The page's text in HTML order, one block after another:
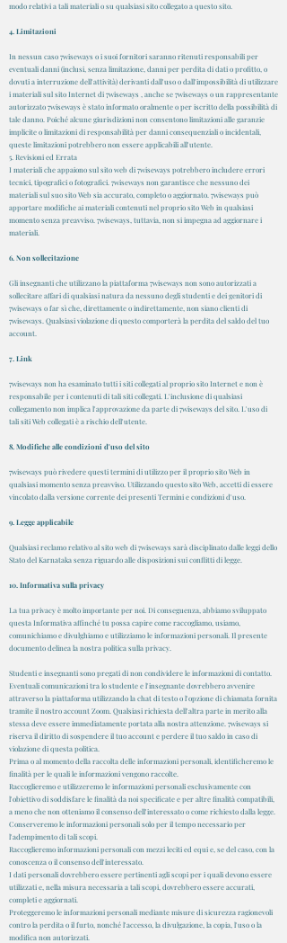
modo relativi a tali materiali o su qualsiasi sito collegato a questo sito.
4. Limitazioni
In nessun caso 7wiseways o i suoi fornitori saranno ritenuti responsabili per
eventuali danni (inclusi, senza limitazione, danni per perdita di dati o profitto, o
dovuti a interruzione dell'attività) derivanti dall'uso o dall'impossibilità di utilizzare
i materiali sul sito Internet di 7wiseways , anche se 7wiseways o un rappresentante
autorizzato 7wiseways è stato informato oralmente o per iscritto della possibilità di
tale danno. Poiché alcune giurisdizioni non consentono limitazioni alle garanzie
implicite o limitazioni di responsabilità per danni consequenziali o incidentali,
queste limitazioni potrebbero non essere applicabili all'utente.
5. Revisioni ed Errata
I materiali che appaiono sul sito web di 7wiseways potrebbero includere errori
tecnici, tipografici o fotografici. 7wiseways non garantisce che nessuno dei
materiali sul suo sito Web sia accurato, completo o aggiornato. 7wiseways può
apportare modifiche ai materiali contenuti nel proprio sito Web in qualsiasi
momento senza preavviso. 7wiseways, tuttavia, non si impegna ad aggiornare i
materiali.
6. Non sollecitazione
Gli insegnanti che utilizzano la piattaforma 7wiseways non sono autorizzati a
sollecitare affari di qualsiasi natura da nessuno degli studenti e dei genitori di
7wiseways o far sì che, direttamente o indirettamente, non siano clienti di
7wiseways. Qualsiasi violazione di questo comporterà la perdita del saldo del tuo
account.
7. Link
7wiseways non ha esaminato tutti i siti collegati al proprio sito Internet e non è
responsabile per i contenuti di tali siti collegati. L'inclusione di qualsiasi
collegamento non implica l'approvazione da parte di 7wiseways del sito. L'uso di
tali siti Web collegati è a rischio dell'utente.
8. Modifiche alle condizioni d'uso del sito
7wiseways può rivedere questi termini di utilizzo per il proprio sito Web in
qualsiasi momento senza preavviso. Utilizzando questo sito Web, accetti di essere
vincolato dalla versione corrente dei presenti Termini e condizioni d'uso.
9. Legge applicabile
Qualsiasi reclamo relativo al sito web di 7wiseways sarà disciplinato dalle leggi dello
Stato del Karnataka senza riguardo alle disposizioni sui conflitti di legge.
10. Informativa sulla privacy
La tua privacy è molto importante per noi. Di conseguenza, abbiamo sviluppato
questa Informativa affinché tu possa capire come raccogliamo, usiamo,
comunichiamo e divulghiamo e utilizziamo le informazioni personali. Il presente
documento delinea la nostra politica sulla privacy.
Studenti e insegnanti sono pregati di non condividere le informazioni di contatto.
Eventuali comunicazioni tra lo studente e l'insegnante dovrebbero avvenire
attraverso la piattaforma utilizzando la chat di testo o l'opzione di chiamata fornita
tramite il nostro account Zoom. Qualsiasi richiesta dell'altra parte in merito alla
stessa deve essere immediatamente portata alla nostra attenzione. 7wiseways si
riserva il diritto di sospendere il tuo account e perdere il tuo saldo in caso di
violazione di questa politica.
Prima o al momento della raccolta delle informazioni personali, identificheremo le
finalità per le quali le informazioni vengono raccolte.
Raccoglieremo e utilizzeremo le informazioni personali esclusivamente con
l'obiettivo di soddisfare le finalità da noi specificate e per altre finalità compatibili,
a meno che non otteniamo il consenso dell'interessato o come richiesto dalla legge.
Conserveremo le informazioni personali solo per il tempo necessario per
l'adempimento di tali scopi.
Raccoglieremo informazioni personali con mezzi leciti ed equi e, se del caso, con la
conoscenza o il consenso dell'interessato.
I dati personali dovrebbero essere pertinenti agli scopi per i quali devono essere
utilizzati e, nella misura necessaria a tali scopi, dovrebbero essere accurati,
completi e aggiornati.
Proteggeremo le informazioni personali mediante misure di sicurezza ragionevoli
contro la perdita o il furto, nonché l'accesso, la divulgazione, la copia, l'uso o la
modifica non autorizzati.